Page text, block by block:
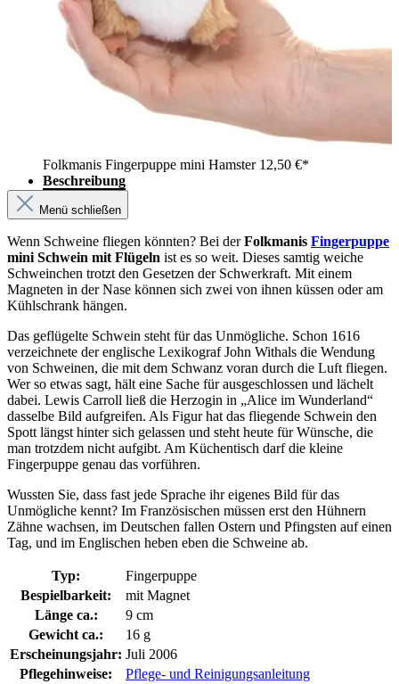
Folkmanis Fingerpuppe mini Hamster 12,50 €*
Beschreibung
Menü schließen
Wenn Schweine fliegen könnten? Bei derFolkmanis Fingerpuppe
mini Schwein mit Flügeln ist es so weit. Dieses samtig weiche
Schweinchen trotzt den Gesetzen der Schwerkraft. Mit einem
Magneten in der Nase können sich zwei von ihnen küssen oder am
Kühlschrank hängen.
Das geflügelte Schwein steht für das Unmögliche. Schon 1616
verzeichnete der englische Lexikograf John Withals die Wendung
von Schweinen, die mit dem Schwanz voran durch die Luft fliegen.
Wer so etwas sagt, hält eine Sache für ausgeschlossen und lächelt
dabei. Lewis Carroll ließ die Herzogin in „Alice im Wunderland“
dasselbe Bild aufgreifen. Als Figur hat das fliegende Schwein den
Spott längst hinter sich gelassen und steht heute für Wünsche, die
man trotzdem nicht aufgibt. Am Küchentisch darf die kleine
Fingerpuppe genau das vorführen.
Wussten Sie, dass fast jede Sprache ihr eigenes Bild für das
Unmögliche kennt? Im Französischen müssen erst den Hühnern
Zähne wachsen, im Deutschen fallen Ostern und Pfingsten auf einen
Tag, und im Englischen heben eben die Schweine ab.
Typ:
Fingerpuppe
Bespielbarkeit:
mit Magnet
Länge ca.:
9 cm
Gewicht ca.:
16 g
Erscheinungsjahr: Juli 2006
Pflegehinweise:
Pflege- und Reinigungsanleitung